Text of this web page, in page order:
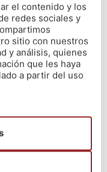
privacidad(Leer)
el contenido y los
redes sociales y
sitio con nuestros
y análisis, quienes
que les haya
a partir del uso